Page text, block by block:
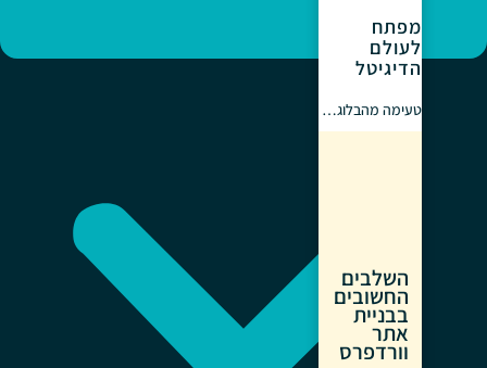
מפתח
לעולם
הדיגיטל
טעימה מהבלוג…
השלבים
החשובים
בבניית
אתר
וורדפרס